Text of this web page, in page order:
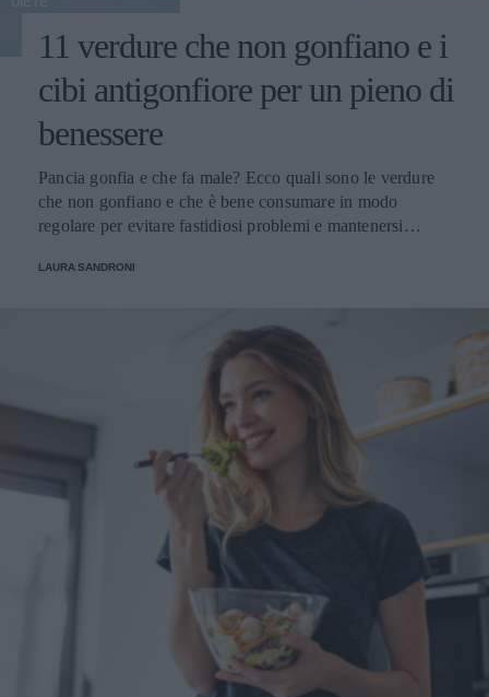
11 verdure che non gonfiano e i
cibi antigonfiore per un pieno di
benessere
Pancia gonfia e che fa male? Ecco quali sono le verdure
che non gonfiano e che è bene consumare in modo
regolare per evitare fastidiosi problemi e mantenersi
LAURA SANDRONI